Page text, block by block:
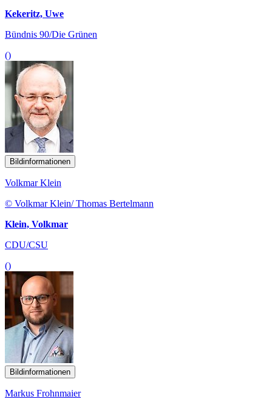
Kekeritz, Uwe
Bündnis 90/Die Grünen
()
Bildinformationen
Volkmar Klein
© Volkmar Klein/ Thomas Bertelmann
Klein, Volkmar
CDU/CSU
()
Bildinformationen
Markus Frohnmaier